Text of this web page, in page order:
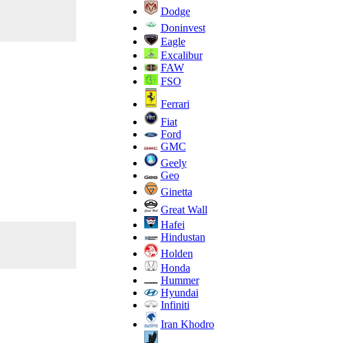
Dodge
Doninvest
Eagle
Excalibur
FAW
FSO
Ferrari
Fiat
Ford
GMC
Geely
Geo
Ginetta
Great Wall
Hafei
Hindustan
Holden
Honda
Hummer
Hyundai
Infiniti
Iran Khodro